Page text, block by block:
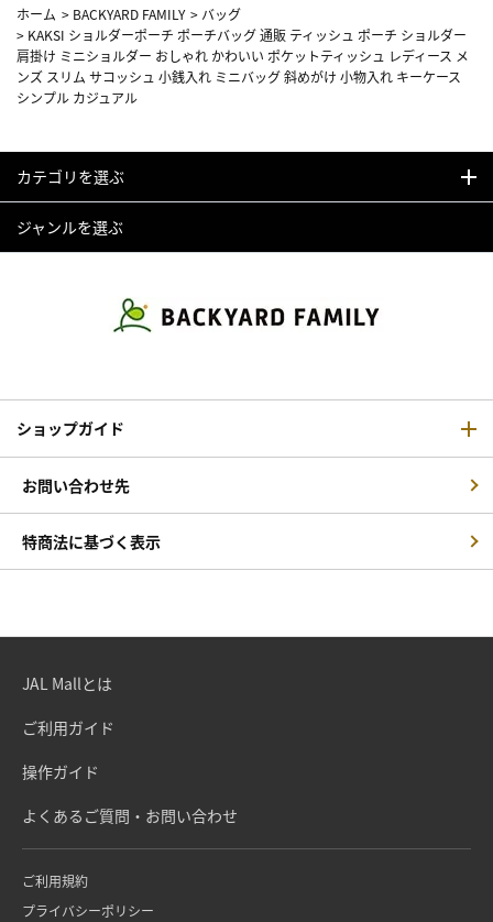
ホーム > BACKYARD FAMILY > バッグ
> KAKSI ショルダーポーチ ポーチバッグ 通販 ティッシュ ポーチ ショルダー
肩掛け ミニショルダー おしゃれ かわいい ポケットティッシュ レディース メ
ンズ スリム サコッシュ 小銭入れ ミニバッグ 斜めがけ 小物入れ キーケース
シンプル カジュアル
カテゴリを選ぶ
ジャンルを選ぶ
ショップガイド
お問い合わせ先
特商法に基づく表示
JAL Mallとは
ご利用ガイド
操作ガイド
よくあるご質問・お問い合わせ
ご利用規約
プライバシーポリシー